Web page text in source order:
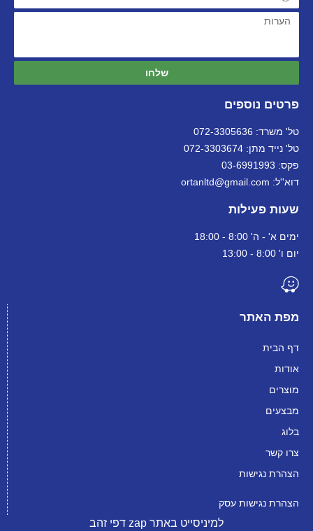
מפת האתר
דף הבית
אודות
מוצרים
מבצעים
בלוג
צרו קשר
הצהרת נגישות
הצהרת נגישות עסק
פרטים נוספים
טל' משרד: 072-3305636
טל' נייד מתן: 072-3303674
פקס: 03-6991993
דוא''ל: ortanltd@gmail.com
שעות פעילות
ימים א' - ה' 8:00 - 18:00
יום ו' 8:00 - 13:00
שלחו
למיניסייט באתר zap דפי זהב